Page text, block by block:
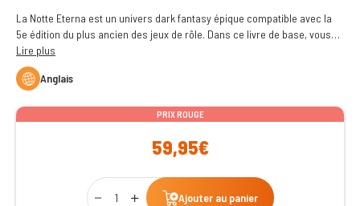
La Notte Eterna est un univers dark fantasy épique compatible avec la
5e édition du plus ancien des jeux de rôle. Dans ce livre de base, vous
explorerez les royaumes de Neir : leur histoire, leurs paysages, leurs
peuples et leurs divinités.
Lire plus
Anglais
PRIX ROUGE
59,95€
Qty
Ajouter au panier